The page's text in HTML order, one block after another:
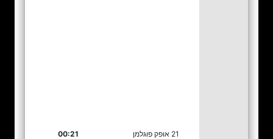
21 אופק פוגלמן
00:21